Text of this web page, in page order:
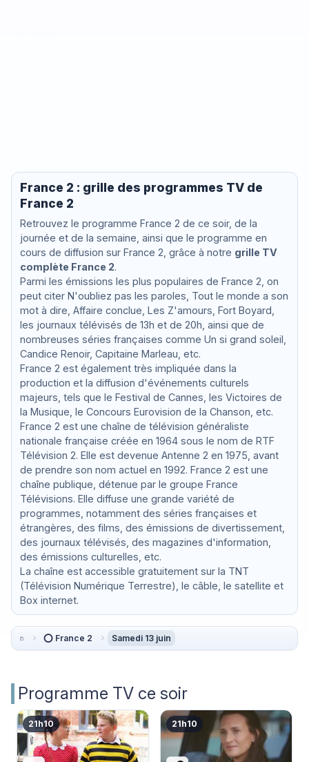
France 2 : grille des programmes TV de
France 2
Retrouvez le programme France 2 de ce soir, de la
journée et de la semaine, ainsi que le programme en
cours de diffusion sur France 2, grâce à notre grille TV
complète France 2.
Parmi les émissions les plus populaires de France 2, on
peut citer N'oubliez pas les paroles, Tout le monde a son
mot à dire, Affaire conclue, Les Z'amours, Fort Boyard,
les journaux télévisés de 13h et de 20h, ainsi que de
nombreuses séries françaises comme Un si grand soleil,
Candice Renoir, Capitaine Marleau, etc.
France 2 est également très impliquée dans la
production et la diffusion d'événements culturels
majeurs, tels que le Festival de Cannes, les Victoires de
la Musique, le Concours Eurovision de la Chanson, etc.
France 2 est une chaîne de télévision généraliste
nationale française créée en 1964 sous le nom de RTF
Télévision 2. Elle est devenue Antenne 2 en 1975, avant
de prendre son nom actuel en 1992. France 2 est une
chaîne publique, détenue par le groupe France
Télévisions. Elle diffuse une grande variété de
programmes, notamment des séries françaises et
étrangères, des films, des émissions de divertissement,
des journaux télévisés, des magazines d'information,
des émissions culturelles, etc.
La chaîne est accessible gratuitement sur la TNT
(Télévision Numérique Terrestre), le câble, le satellite et
Box internet.
⭕ France 2 Samedi 13 juin
Programme TV ce soir
21h10 21h10